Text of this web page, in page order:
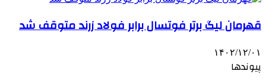
قهرمان لیگ برتر فوتسال برابر فولاد زرند متوقف شد
۱۴۰۲/۱۲/۰۱
پیوندها